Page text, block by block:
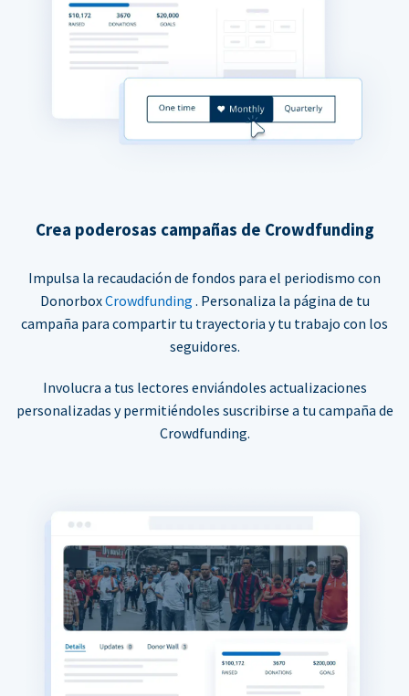
Crea poderosas campañas de Crowdfunding
Impulsa la recaudación de fondos para el periodismo con
DonorboxCrowdfunding . Personaliza la página de tu
campaña para compartir tu trayectoria y tu trabajo con los
seguidores.
Involucra a tus lectores enviándoles actualizaciones
personalizadas y permitiéndoles suscribirse a tu campaña de
Crowdfunding.